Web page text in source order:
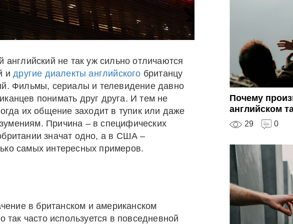
Почему
английском
29 0
английский не так уж сильно отличаются
идругие диалекты английского британцу
Фильмы, сериалы и телевидение давно
понимать друг друга. И тем не
их общение заходит в тупик или даже
Причина – в специфических
значат одно, а в США –
самых интересных примеров.
в британском и американском
часто используется в повседневной